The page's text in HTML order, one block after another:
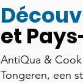
et
AntiQua &
Tongeren, een